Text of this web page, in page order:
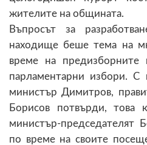
жителите на общината.
Въпросът за
находище беше тема на
време на предизборните
парламентарни избори. С
министър Димитров,
Борисов потвърди, това
министър-председателят
по време на своите